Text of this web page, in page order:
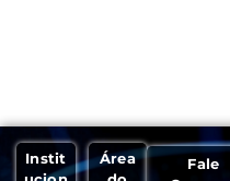
Instit
Área
Fale